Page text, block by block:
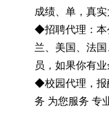
成绩、单，真实
◆招聘代理：本
兰、美国、法
员，如果你有
◆校园代理，报
务 为您服务 专